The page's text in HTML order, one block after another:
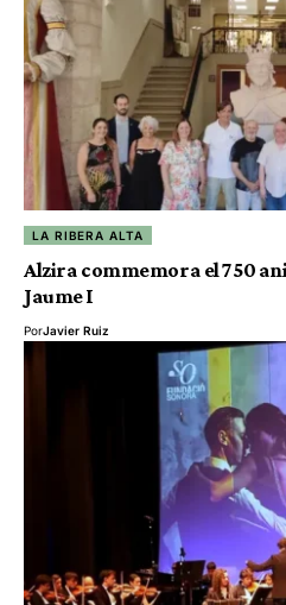
LA RIBERA ALTA
Alzira commemora el 750
Jaume I
PorJavier Ruiz